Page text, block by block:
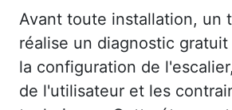
Avant toute installation, un
réalise un diagnostic
la configuration de
de l'utilisateur et les